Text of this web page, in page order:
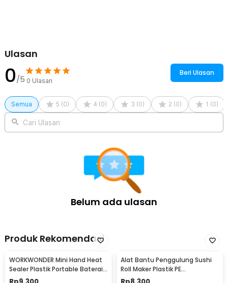
Ulasan
0/5 0 Ulasan
Beri Ulasan
Semua 5 (0) 4 (0) 3 (0) 2 (0) 1 (0)
Cari Ulasan
Belum ada ulasan
Produk Rekomendasi
WORKWONDER Mini Hand Heat
Sealer Plastik Portable Baterai
AA - LX2000A
Alat Bantu Penggulung Sushi
Roll Maker Plastik PE
22x20.5x0.1cm - E1119